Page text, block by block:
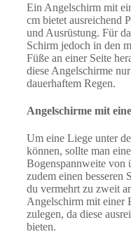
Ein Angelschirm mit
cm bietet ausreichend
und Ausrüstung. Für
Schirm jedoch in den
Füße an einer Seite
diese Angelschirme
dauerhaftem Regen.
Angelschirme mit
Um eine Liege unter
können, sollte man
Bogenspannweite von
zudem einen besseren
du vermehrt zu zweit
Angelschirm mit einer
zulegen, da diese
bieten.